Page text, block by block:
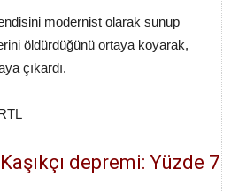
modernist olarak sunup
öldürdüğünü ortaya koyarak,
çıkardı.
depremi: Yüzde 7